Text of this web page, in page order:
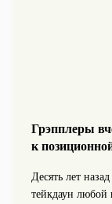
Грэпплеры
к
Десять лет
тейкдаун любой